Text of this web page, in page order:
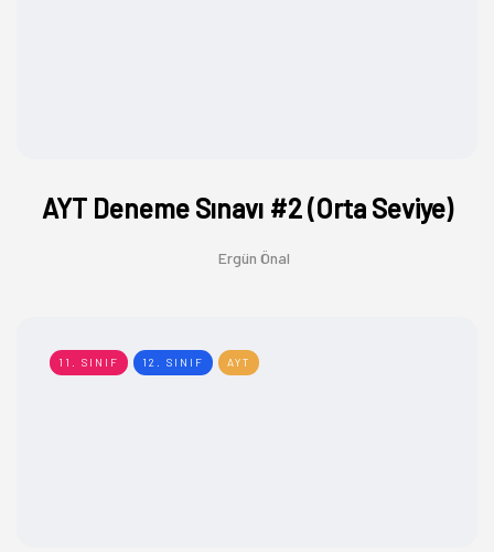
AYT Deneme Sınavı #2 (Orta Seviye)
Ergün Önal
11. SINIF 12. SINIF AYT